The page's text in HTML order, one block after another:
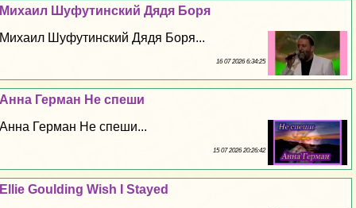
Михаил Шуфутинский Дядя Боря
Михаил Шуфутинский Дядя Боря...
16 07 2026 6:34:25
Анна Герман Не спеши
Анна Герман Не спеши...
15 07 2026 20:26:42
Ellie Goulding Wish I Stayed